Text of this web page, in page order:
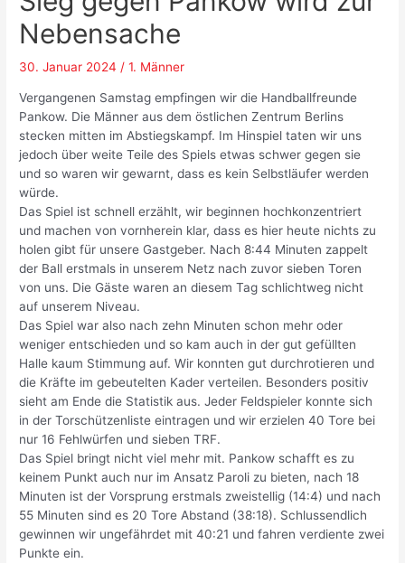
Nebensache
30. Januar 2024 /1. Männer
Vergangenen Samstag empfingen wir die Handballfreunde
Pankow. Die Männer aus dem östlichen Zentrum Berlins
stecken mitten im Abstiegskampf. Im Hinspiel taten wir uns
jedoch über weite Teile des Spiels etwas schwer gegen sie
und so waren wir gewarnt, dass es kein Selbstläufer werden
würde.
Das Spiel ist schnell erzählt, wir beginnen hochkonzentriert
und machen von vornherein klar, dass es hier heute nichts zu
holen gibt für unsere Gastgeber. Nach 8:44 Minuten zappelt
der Ball erstmals in unserem Netz nach zuvor sieben Toren
von uns. Die Gäste waren an diesem Tag schlichtweg nicht
auf unserem Niveau.
Das Spiel war also nach zehn Minuten schon mehr oder
weniger entschieden und so kam auch in der gut gefüllten
Halle kaum Stimmung auf. Wir konnten gut durchrotieren und
die Kräfte im gebeutelten Kader verteilen. Besonders positiv
sieht am Ende die Statistik aus. Jeder Feldspieler konnte sich
in der Torschützenliste eintragen und wir erzielen 40 Tore bei
nur 16 Fehlwürfen und sieben TRF.
Das Spiel bringt nicht viel mehr mit. Pankow schafft es zu
keinem Punkt auch nur im Ansatz Paroli zu bieten, nach 18
Minuten ist der Vorsprung erstmals zweistellig (14:4) und nach
55 Minuten sind es 20 Tore Abstand (38:18). Schlussendlich
gewinnen wir ungefährdet mit 40:21 und fahren verdiente zwei
Punkte ein.